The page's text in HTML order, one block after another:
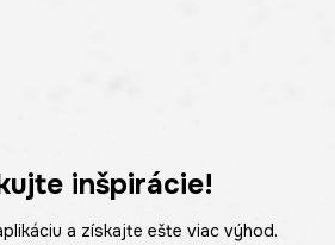
inšpirácie!
a získajte ešte viac výhod.